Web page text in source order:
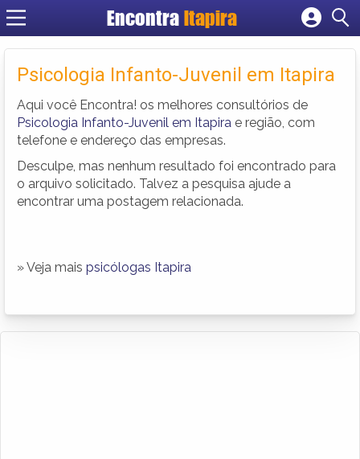
EncontraItapira
Cadastrar empresa
Criar conta
Psicologia Infanto-Juvenil em Itapira
Aqui você Encontra! os melhores consultórios de
Psicologia Infanto-Juvenil em Itapira e região, com
telefone e endereço das empresas.
Desculpe, mas nenhum resultado foi encontrado para
o arquivo solicitado. Talvez a pesquisa ajude a
encontrar uma postagem relacionada.
» Veja mais psicólogas Itapira